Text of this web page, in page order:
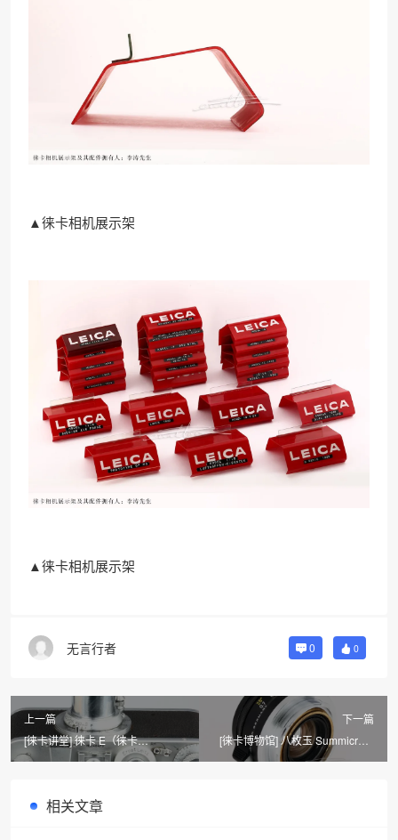
▲徕卡相机展示架
▲徕卡相机展示架
无言行者 0 0
上一篇
[徕卡讲堂] 徕卡 E（徕卡
Standard） 系列相机介绍摘录
下一篇
[徕卡博物馆] 八枚玉 Summicron-
M 2/35mm Black（No.2275764）
相关文章